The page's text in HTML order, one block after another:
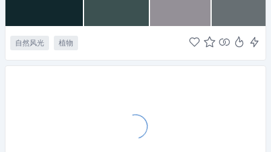
自然风光 植物